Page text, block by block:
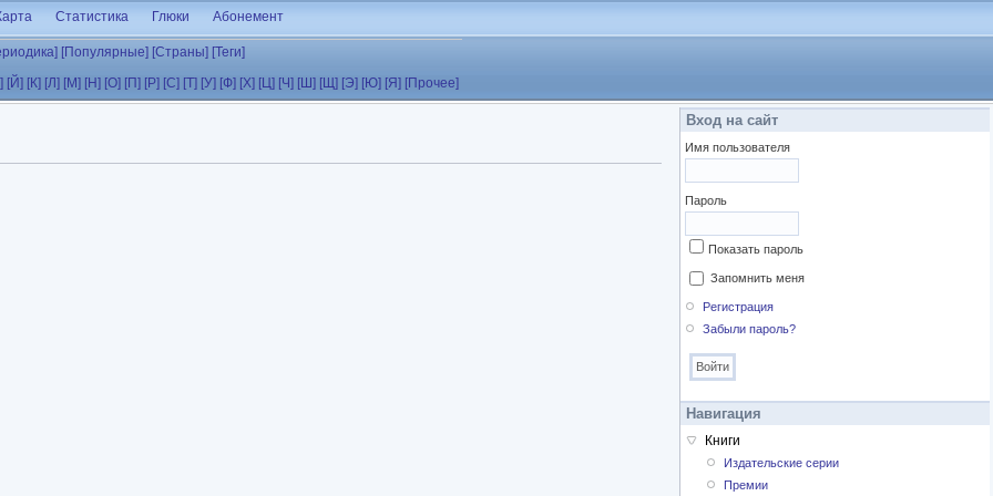
Статистика Глюки Абонемент
[Популярные] [Страны] [Теги]
[Й] [К] [Л] [М] [Н] [О] [П] [Р] [С] [Т] [У] [Ф] [Х] [Ц] [Ч] [Ш] [Щ] [Э] [Ю] [Я] [Прочее]
Вход на сайт
Имя пользователя
Пароль
Показать пароль
Запомнить меня
Регистрация
Забыли пароль?
Навигация
Книги
Издательские серии
Премии